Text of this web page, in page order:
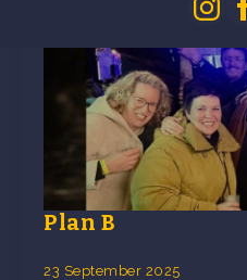
Plan B
23 September 2025